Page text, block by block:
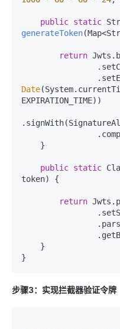
public static
generateToken
return
Date
EXPIRATION_TIME))
public static
token)
{
return
步骤3：实现拦截器验证令牌